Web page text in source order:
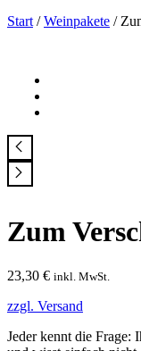
Start /Weinpakete /
Zum
23,30 € inkl. MwSt.
zzgl. Versand
Jeder kennt die Frage: